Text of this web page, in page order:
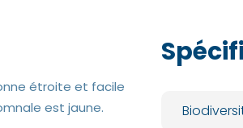
étroite et facile
est jaune.